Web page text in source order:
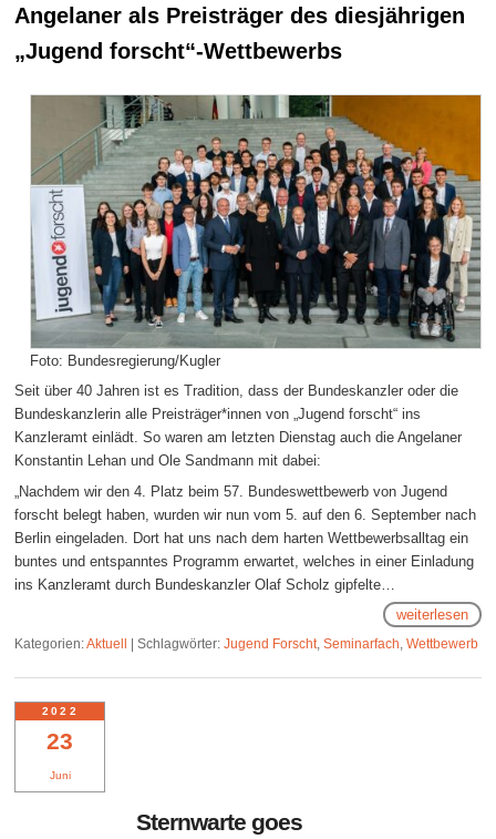
Angelaner als Preisträger des diesjährigen
„Jugend forscht“-Wettbewerbs
Foto: Bundesregierung/Kugler
Seit über 40 Jahren ist es Tradition, dass der Bundeskanzler oder die
Bundeskanzlerin alle Preisträger*innen von „Jugend forscht“ ins
Kanzleramt einlädt. So waren am letzten Dienstag auch die Angelaner
Konstantin Lehan und Ole Sandmann mit dabei:
„Nachdem wir den 4. Platz beim 57. Bundeswettbewerb von Jugend
forscht belegt haben, wurden wir nun vom 5. auf den 6. September nach
Berlin eingeladen. Dort hat uns nach dem harten Wettbewerbsalltag ein
buntes und entspanntes Programm erwartet, welches in einer Einladung
ins Kanzleramt durch Bundeskanzler Olaf Scholz gipfelte…
weiterlesen
Kategorien:Aktuell |Schlagwörter: Jugend Forscht,Seminarfach,Wettbewerb
23
Juni
2022
Sternwarte goes